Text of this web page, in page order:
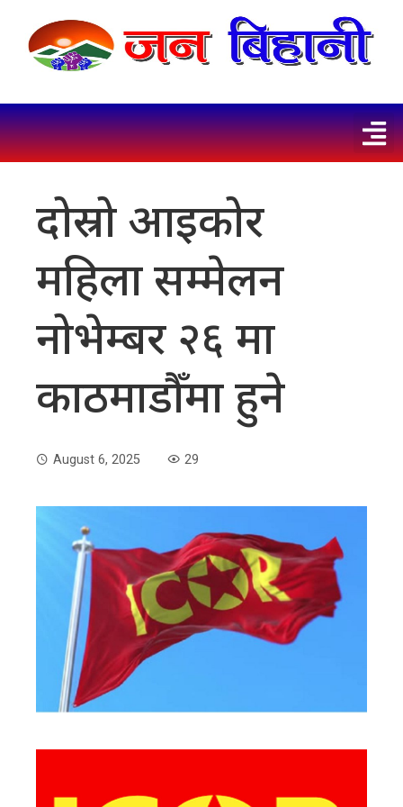
दोस्रो आइकोर
महिला सम्मेलन
नोभेम्बर २६ मा
काठमाडौँमा हुने
August 6, 2025 29